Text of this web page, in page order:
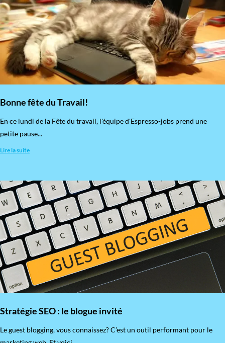
Bonne fête du Travail!
En ce lundi de la Fête du travail, l'équipe d'Espresso-jobs prend une
petite pause...
Lire la suite
Stratégie SEO : le blogue invité
​Le guest blogging, vous connaissez? C’est un outil performant pour le